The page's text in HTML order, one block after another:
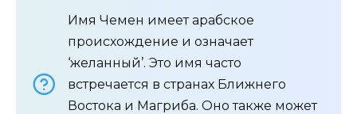
Имя Чемен имеет арабское
происхождение и означает
‘желанный’. Это имя часто
встречается в странах Ближнего
Востока и Магриба. Оно также может